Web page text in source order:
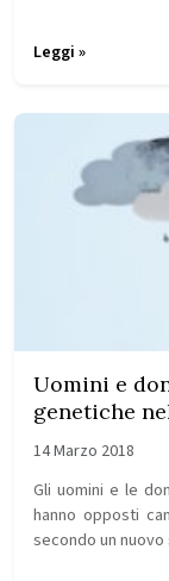
Leggi »
Uomini e
genetiche
14 Marzo 2018
Gli uomini e le
hanno opposti
secondo un